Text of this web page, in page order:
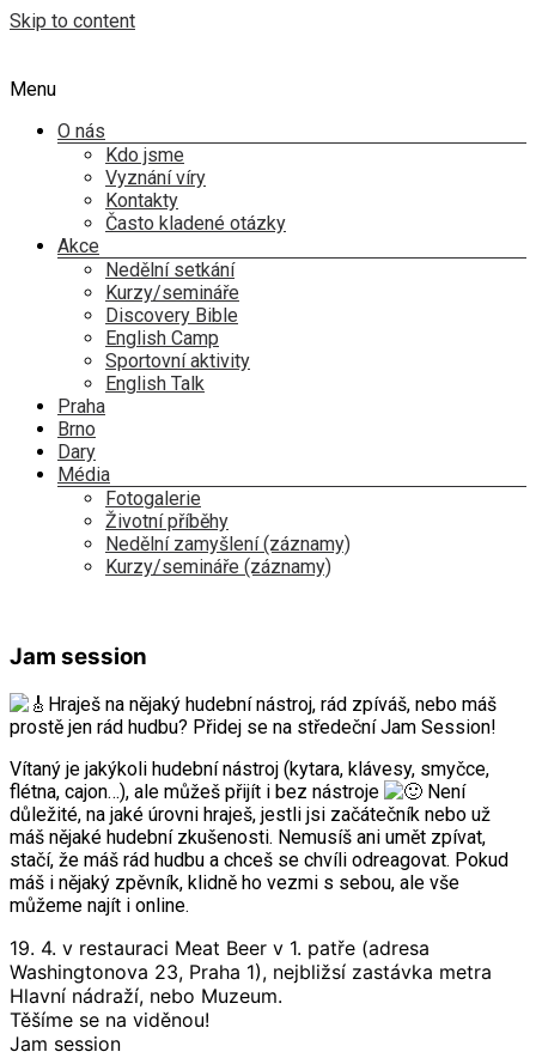
Skip to content
Menu
O nás
Kdo jsme
Vyznání víry
Kontakty
Často kladené otázky
Akce
Nedělní setkání
Kurzy/semináře
Discovery Bible
English Camp
Sportovní aktivity
English Talk
Praha
Brno
Dary
Média
Fotogalerie
Životní příběhy
Nedělní zamyšlení (záznamy)
Kurzy/semináře (záznamy)
Jam session
Hraješ na nějaký hudební nástroj, rád zpíváš, nebo máš
prostě jen rád hudbu? Přidej se na středeční Jam Session!
Vítaný je jakýkoli hudební nástroj (kytara, klávesy, smyčce,
flétna, cajon…), ale můžeš přijít i bez nástroje
Není
důležité, na jaké úrovni hraješ, jestli jsi začátečník nebo už
máš nějaké hudební zkušenosti. Nemusíš ani umět zpívat,
stačí, že máš rád hudbu a chceš se chvíli odreagovat. Pokud
máš i nějaký zpěvník, klidně ho vezmi s sebou, ale vše
můžeme najít i online.
19. 4. v restauraci Meat Beer v 1. patře (adresa
Washingtonova 23, Praha 1), nejbližsí zastávka metra
Hlavní nádraží, nebo Muzeum.
Těšíme se na viděnou!
Jam session